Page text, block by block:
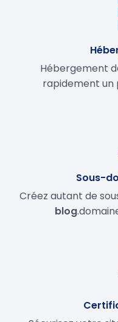
Hébergement
rapidement un
Sous-
Créez autant de
blog